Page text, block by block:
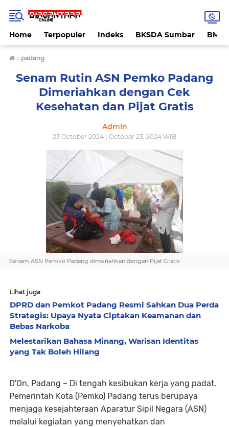
Home Terpopuler Indeks BKSDA Sumbar
› padang
Senam Rutin ASN Pemko Padang
Dimeriahkan dengan Cek
Kesehatan dan Pijat Gratis
Admin
23 October 2024 | October 23, 2024 WIB
Senam ASN Pemko Padang dimeriahkan dengan Pijat Gratis
Lihat juga
DPRD dan Pemkot Padang Resmi Sahkan Dua Perda
Strategis: Upaya Nyata Ciptakan Keamanan dan
Bebas Narkoba
Melestarikan Bahasa Minang, Warisan Identitas
yang Tak Boleh Hilang
D'On, Padang – Di tengah kesibukan kerja yang padat,
Pemerintah Kota (Pemko) Padang terus berupaya
menjaga kesejahteraan Aparatur Sipil Negara (ASN)
melalui kegiatan yang menyehatkan dan